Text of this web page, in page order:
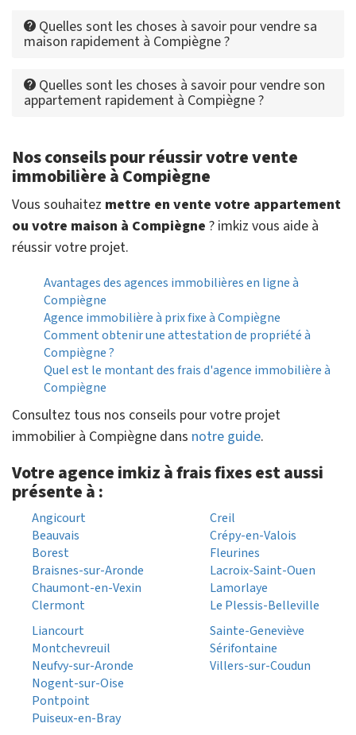
Quelles sont les choses à savoir pour vendre sa
maison rapidement à Compiègne ?
Quelles sont les choses à savoir pour vendre son
appartement rapidement à Compiègne ?
Nos conseils pour réussir votre vente
immobilière à Compiègne
Vous souhaitez mettre en vente votre appartement
ou votre maison à Compiègne ? imkiz vous aide à
réussir votre projet.
Avantages des agences immobilières en ligne à
Compiègne
Agence immobilière à prix fixe à Compiègne
Comment obtenir une attestation de propriété à
Compiègne ?
Quel est le montant des frais d'agence immobilière à
Compiègne
Consultez tous nos conseils pour votre projet
immobilier à Compiègne dans notre guide.
Votre agence imkiz à frais fixes est aussi
présente à :
Angicourt
Beauvais
Borest
Braisnes-sur-Aronde
Chaumont-en-Vexin
Clermont
Creil
Crépy-en-Valois
Fleurines
Lacroix-Saint-Ouen
Lamorlaye
Le Plessis-Belleville
Liancourt
Montchevreuil
Neufvy-sur-Aronde
Nogent-sur-Oise
Pontpoint
Puiseux-en-Bray
Sainte-Geneviève
Sérifontaine
Villers-sur-Coudun